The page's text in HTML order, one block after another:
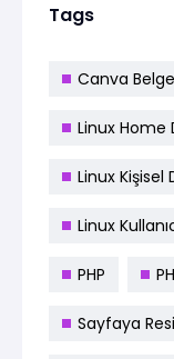
Tags
Canva
Linux Home
Linux Kişisel
Linux
PHP
Sayfaya